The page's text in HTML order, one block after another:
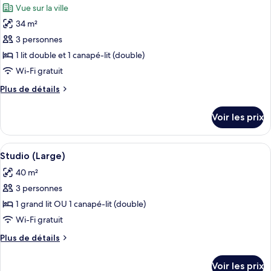
BellaVista
Room
les
photos
pour
ce
type
chambre :
Vue sur la ville
34 m²
3 personnes
1 lit double et 1 canapé-lit (double)
Wi-Fi gratuit
Plus de détails
Plus
le
type
de
chambre
Studio
Voir les prix
Afficher
toutes
les
photos
pour
ce
type
de
Une chambre d’hôtel moderne
5
Studio (Large)
40 m²
3 personnes
1 grand lit OU 1 canapé-lit (double)
Wi-Fi gratuit
Plus de détails
Plus
Voir les prix